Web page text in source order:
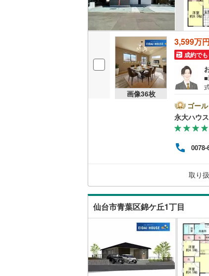
画像36枚
3,599万円
成約で
ゴー
永大ハウ
0078-
取り
仙台市青葉区錦ケ丘1丁目
立地
最寄
間取り
吹き
二世
サー
キッチン
独立
浴室
浴室
バルコ
ウッ